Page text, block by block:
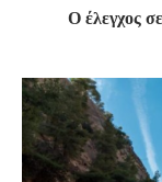
Ο έλεγχος